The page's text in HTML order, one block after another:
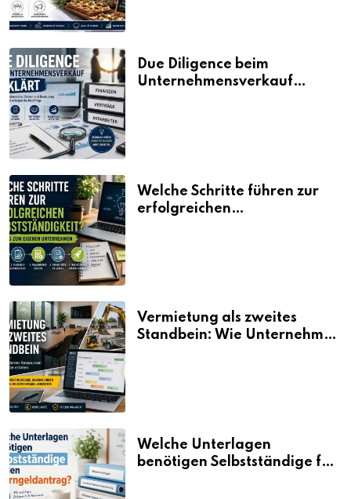
Due Diligence beim
Unternehmensverkauf
Welche Schritte führen zur
erfolgreichen
Vermietung als zweites
Standbein: Wie Unternehmen
Welche Unterlagen
benötigen Selbstständige für